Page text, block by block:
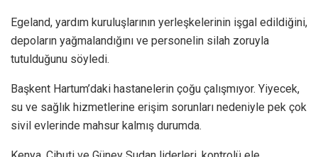
Egeland, yardım kuruluşlarının yerleşkelerinin işgal edildiğini,
depoların yağmalandığını ve personelin silah zoruyla
tutulduğunu söyledi.
Başkent Hartum’daki hastanelerin çoğu çalışmıyor. Yiyecek,
su ve sağlık hizmetlerine erişim sorunları nedeniyle pek çok
sivil evlerinde mahsur kalmış durumda.